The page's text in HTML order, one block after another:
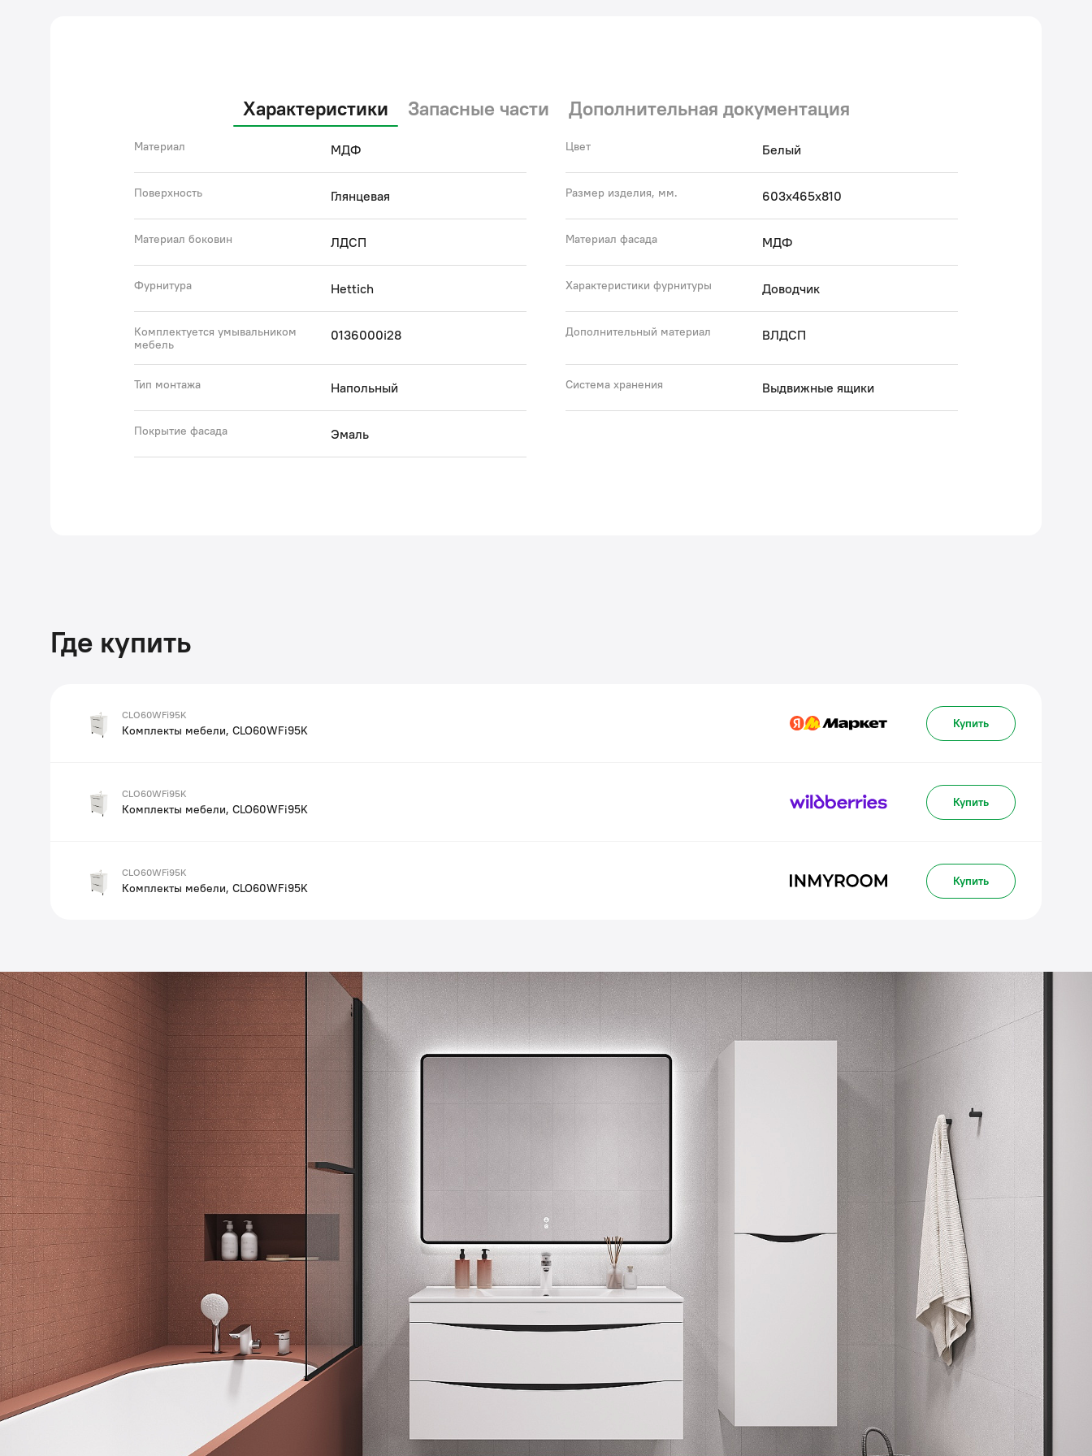
Характеристики Запасные части Дополнительная документация
Материал МДФ Цвет Белый
Поверхность Глянцевая Размер изделия, мм. 603x465x810
Материал боковин ЛДСП Материал фасада МДФ
Фурнитура Hettich Характеристики фурнитуры Доводчик
Комплектуется умывальником
мебель
0136000i28 Дополнительный материал ВЛДСП
Тип монтажа Напольный Система хранения Выдвижные ящики
Покрытие фасада Эмаль
Где купить
CLO60WFi95K
Комплекты мебели, CLO60WFi95K Купить
CLO60WFi95K
Комплекты мебели, CLO60WFi95K Купить
CLO60WFi95K
Комплекты мебели, CLO60WFi95K Купить